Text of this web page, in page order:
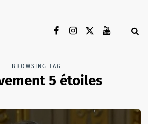
BROWSING TAG
5 étoiles